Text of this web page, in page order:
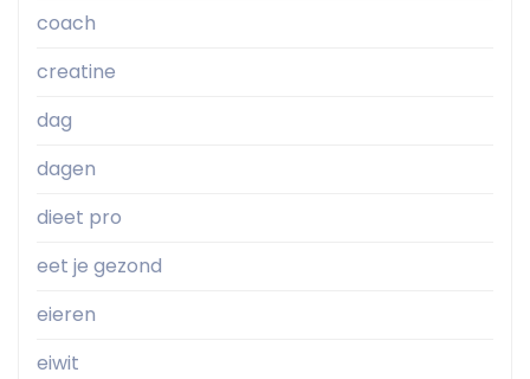
coach
creatine
dag
dagen
dieet pro
eet je gezond
eieren
eiwit